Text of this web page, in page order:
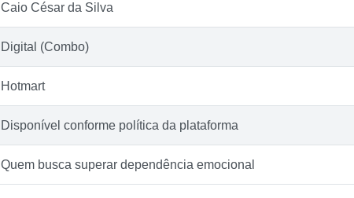
Caio César da Silva
Digital (Combo)
Hotmart
Disponível conforme política da plataforma
Quem busca superar dependência emocional